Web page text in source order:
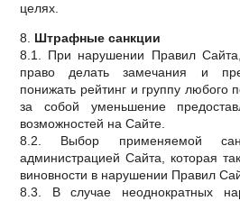
целях.
8. Штрафные санкции
8.1. При нарушении Правил
право делать замечания и
понижать рейтинг и группу любого
за собой уменьшение
возможностей на Сайте.
8.2. Выбор применяемой
администрацией Сайта, которая
виновности в нарушении Правил
8.3. В случае неоднократных